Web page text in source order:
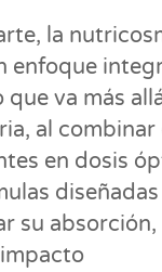
la
enfoque
que va más
al combinar
en dosis
su absorción,